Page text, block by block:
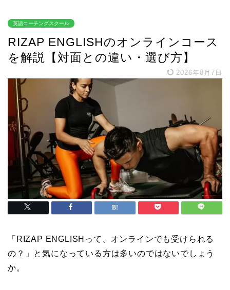
英語コーチングスクール
RIZAP ENGLISHのオンラインコース
を解説【対面との違い・選び方】
2026年8月7日
「RIZAP ENGLISHって、オンラインでも受けられる
の？」と気になっている方は多いのではないでしょう
か。